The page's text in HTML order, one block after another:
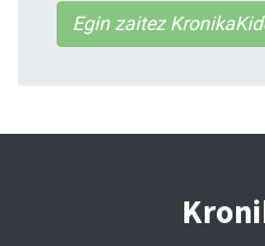
Egin zaitez